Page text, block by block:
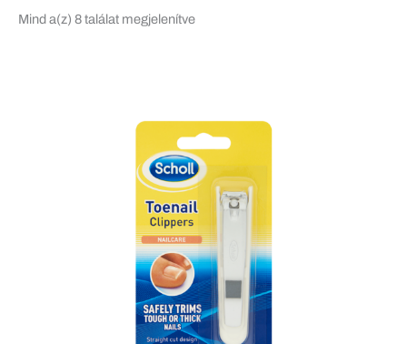
Mind a(z) 8 találat megjelenítve